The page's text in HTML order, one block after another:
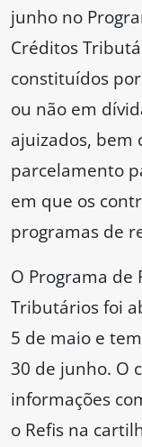
junho no
Créditos
constituídos
ou não em
ajuizados, bem
parcelamento
em que os
programas de
O Programa de
Tributários foi
5 de maio e
30 de junho. O
informações
o Refis na